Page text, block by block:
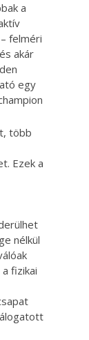
a
felméri
akár
egy
több
Ezek a
nélkül
fizikai